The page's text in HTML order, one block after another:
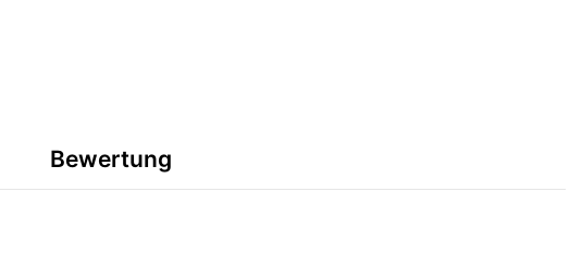
Bewertung